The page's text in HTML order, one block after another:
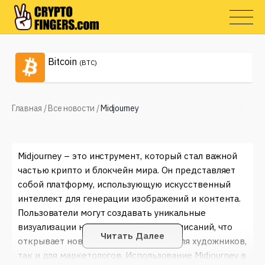
Bitcoin (BTC)
Главная /Все новости /Midjourney
Midjourney – это инструмент, который стал важной
частью крипто и блокчейн мира. Он представляет
собой платформу, использующую искусственный
интеллект для генерации изображений и контента.
Пользователи могут создавать уникальные
визуализации на основе текстовых описаний, что
открывает новые возможности как для художников,
так и для маркетологов. Использование Midjourney в
Читать Далее